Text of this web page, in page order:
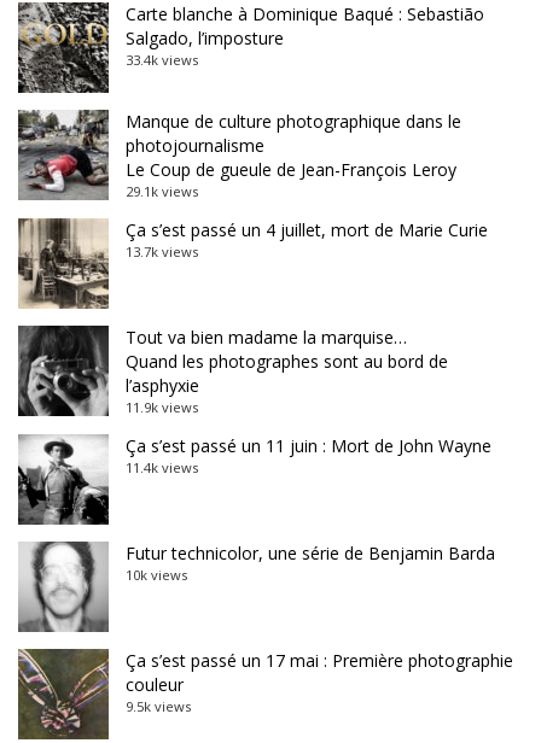
Carte blanche à Dominique Baqué : Sebastião
Salgado, l’imposture
33.4k views
Manque de culture photographique dans le
photojournalisme
Le Coup de gueule de Jean-François Leroy
29.1k views
Ça s’est passé un 4 juillet, mort de Marie Curie
13.7k views
Tout va bien madame la marquise…
Quand les photographes sont au bord de
l’asphyxie
11.9k views
Ça s’est passé un 11 juin : Mort de John Wayne
11.4k views
Futur technicolor, une série de Benjamin Barda
10k views
Ça s’est passé un 17 mai : Première photographie
couleur
9.5k views